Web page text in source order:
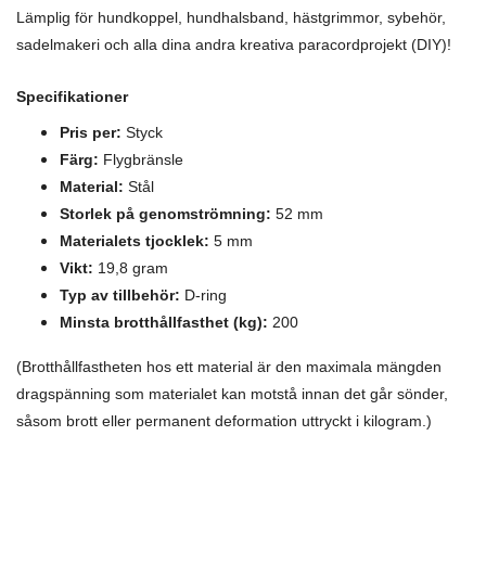
Lämplig för hundkoppel, hundhalsband, hästgrimmor, sybehör,
sadelmakeri och alla dina andra kreativa paracordprojekt (DIY)!
Specifikationer
Pris per: Styck
Färg: Flygbränsle
Material: Stål
Storlek på genomströmning: 52 mm
Materialets tjocklek: 5 mm
Vikt: 19,8 gram
Typ av tillbehör: D-ring
Minsta brotthållfasthet (kg): 200
(Brotthållfastheten hos ett material är den maximala mängden
dragspänning som materialet kan motstå innan det går sönder,
såsom brott eller permanent deformation uttryckt i kilogram.)